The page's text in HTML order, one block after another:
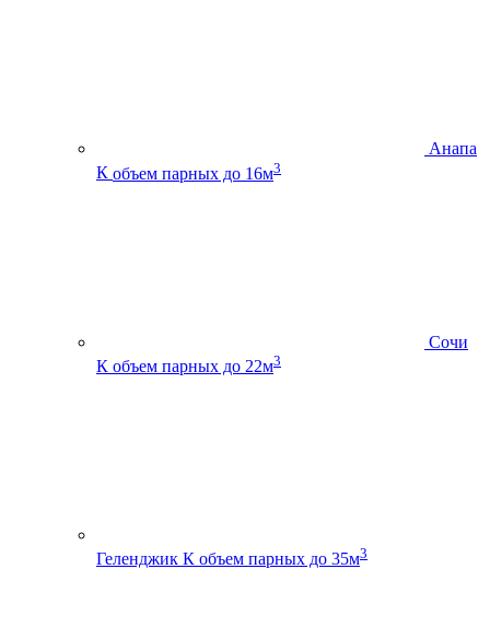
Анапа
К объем парных до 16м3
Сочи
К объем парных до 22м3
Геленджик К объем парных до 35м3